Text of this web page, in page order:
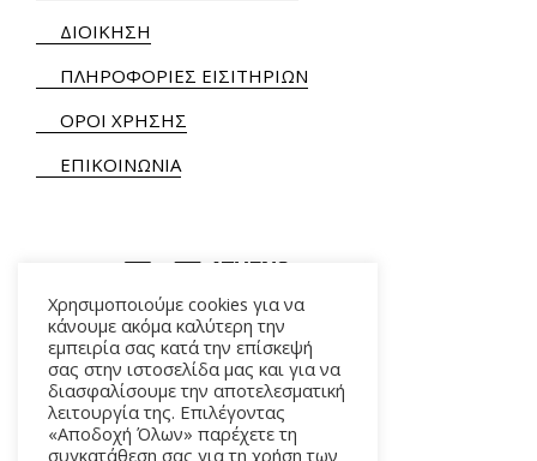
ΔΙΟΙΚΗΣΗ
ΠΛΗΡΟΦΟΡΙΕΣ ΕΙΣΙΤΗΡΙΩΝ
ΟΡΟΙ ΧΡΗΣΗΣ
ΕΠΙΚΟΙΝΩΝΙΑ
ΑΛΚΜΗΝΗΣ 5 – 118 54 ΑΘΗΝΑ
Χρησιμοποιούμε cookies για να
κάνουμε ακόμα καλύτερη την
εμπειρία σας κατά την επίσκεψή
σας στην ιστοσελίδα μας και για να
διασφαλίσουμε την αποτελεσματική
λειτουργία της. Επιλέγοντας
«Αποδοχή Όλων» παρέχετε τη
συγκατάθεση σας για τη χρήση των